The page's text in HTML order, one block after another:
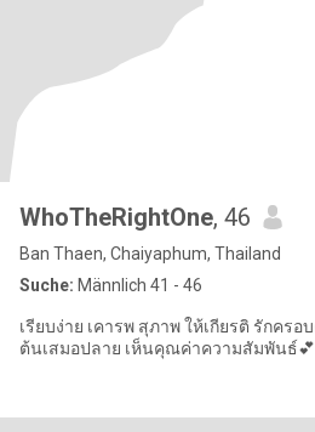
WhoTheRightOne, 46
Ban Thaen, Chaiyaphum, Thailand
Suche: Männlich 41 - 46
เรียบง่าย เคารพ สุภาพ ให้เกียรติ รักครอบครัว ชอบใส่ใจ อดทน เสมอ
ต้นเสมอปลาย เห็นคุณค่าความสัมพันธ์💕